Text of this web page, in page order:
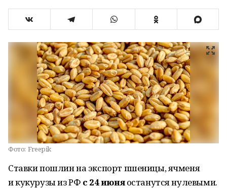
Фото: Freepik
Ставки пошлин на экспорт пшеницы, ячменя
и кукурузы из РФ с 24 июняостанутся нулевыми.